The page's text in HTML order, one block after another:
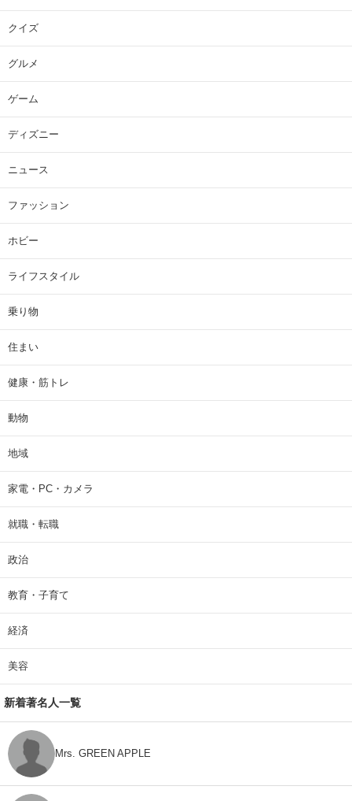
クイズ
グルメ
ゲーム
ディズニー
ニュース
ファッション
ホビー
ライフスタイル
乗り物
住まい
健康・筋トレ
動物
地域
家電・PC・カメラ
就職・転職
政治
教育・子育て
経済
美容
新着著名人一覧
Mrs. GREEN APPLE